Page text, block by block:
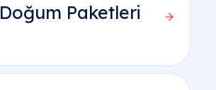
Doğum Paketleri